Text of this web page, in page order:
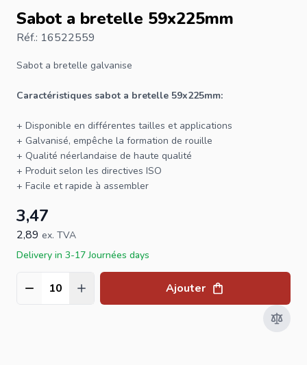
Sabot a bretelle 59x225mm
Réf.: 16522559
Sabot a bretelle galvanise
Caractéristiques sabot a bretelle 59x225mm:
+ Disponible en différentes tailles et applications
+ Galvanisé, empêche la formation de rouille
+ Qualité néerlandaise de haute qualité
+ Produit selon les directives ISO
+ Facile et rapide à assembler
3,47
2,89 ex. TVA
Delivery in 3-17 Journées days
Quantité Ajouter